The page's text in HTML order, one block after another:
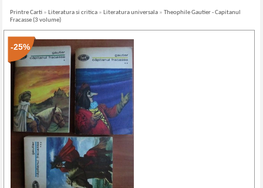
Printre Carti » Literatura si critica » Literatura universala »Theophile Gautier - Capitanul
Fracasse (3 volume)
-25%